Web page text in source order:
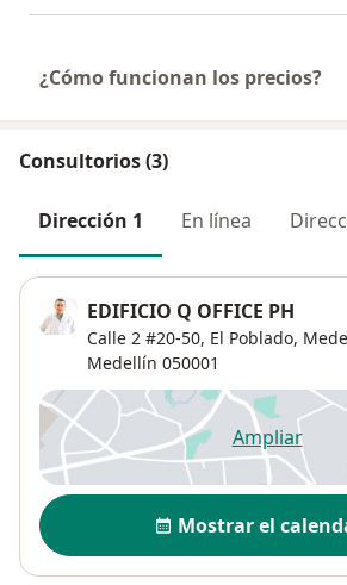
¿Cómo funcionan los precios?
Consultorios (3)
Dirección 1 En línea
EDIFICIO Q OFFICE PH
Calle 2 #20-50, El Poblado,
Medellín 050001
Ampliar
se abre
Disponibilidad
Mostrar el